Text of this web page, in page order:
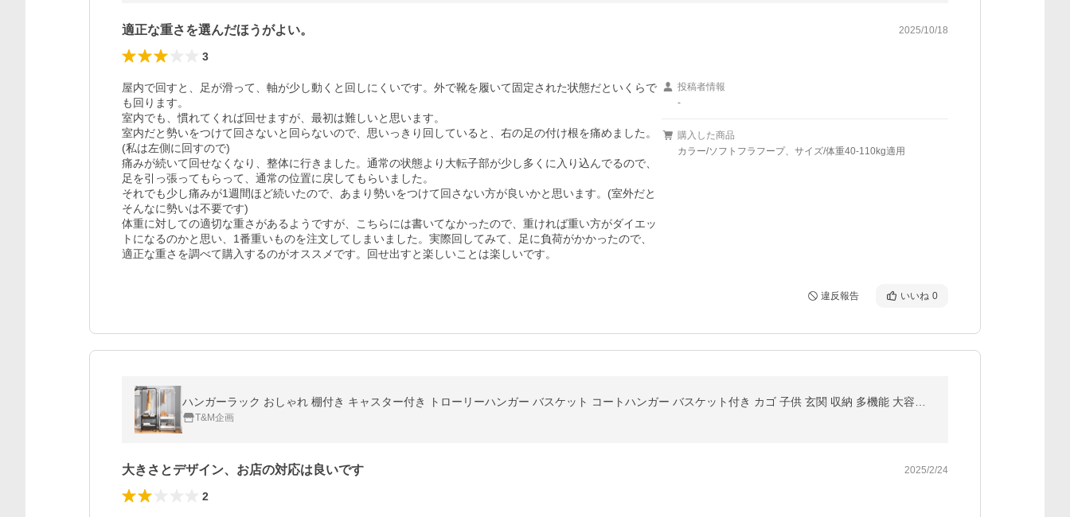
適正な重さを選んだほうがよい。 2025/10/18
3
屋内で回すと、足が滑って、軸が少し動くと回しにくいです。外で靴を履いて固定された状態だといくらで
も回ります。
室内でも、慣れてくれば回せますが、最初は難しいと思います。
室内だと勢いをつけて回さないと回らないので、思いっきり回していると、右の足の付け根を痛めました。
(私は左側に回すので)
痛みが続いて回せなくなり、整体に行きました。通常の状態より大転子部が少し多くに入り込んでるので、
足を引っ張ってもらって、通常の位置に戻してもらいました。
それでも少し痛みが1週間ほど続いたので、あまり勢いをつけて回さない方が良いかと思います。(室外だと
そんなに勢いは不要です)
体重に対しての適切な重さがあるようですが、こちらには書いてなかったので、重ければ重い方がダイエッ
トになるのかと思い、1番重いものを注文してしまいました。実際回してみて、足に負荷がかかったので、
適正な重さを調べて購入するのがオススメです。回せ出すと楽しいことは楽しいです。
投稿者情報
-
購入した商品
カラー/ソフトフラフープ、サイズ/体重40-110kg適用
違反報告 いいね 0
T&M企画
大きさとデザイン、お店の対応は良いです 2025/2/24
2